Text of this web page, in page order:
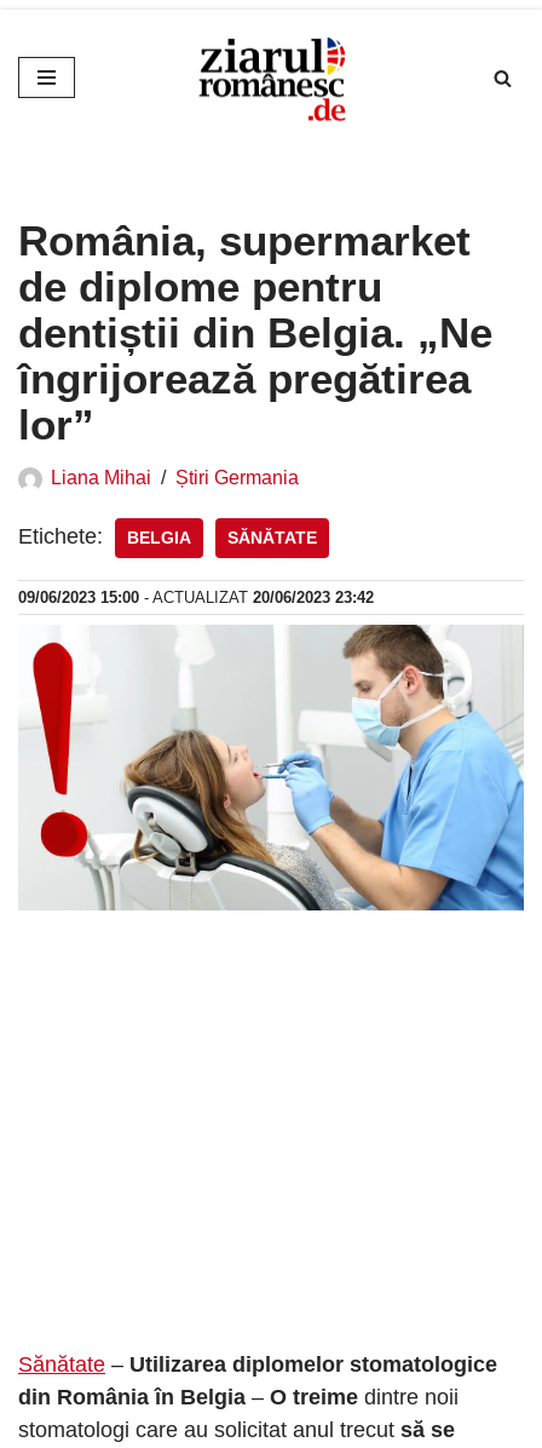
Sari
la
România, supermarket
de diplome pentru
dentiștii din Belgia. „Ne
îngrijorează pregătirea
lor”
Liana Mihai Știri Germania
Etichete: BELGIA SĂNĂTATE
09/06/2023 15:00 - ACTUALIZAT 20/06/2023 23:42
Sănătate – Utilizarea diplomelor stomatologice
din România în Belgia – O treime dintre noii
stomatologi care au solicitat anul trecut să se